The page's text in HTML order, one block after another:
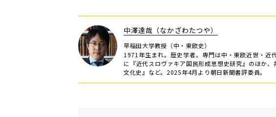
中澤達哉（なかざわたつや）
早稲田大学教授（中・東欧史）
1971年生まれ。歴史学者。専門は中・東欧近世・近
に『近代スロヴァキア国民形成思想史研究』のほか
文化史』など。2025年4月より朝日新聞書評委員。